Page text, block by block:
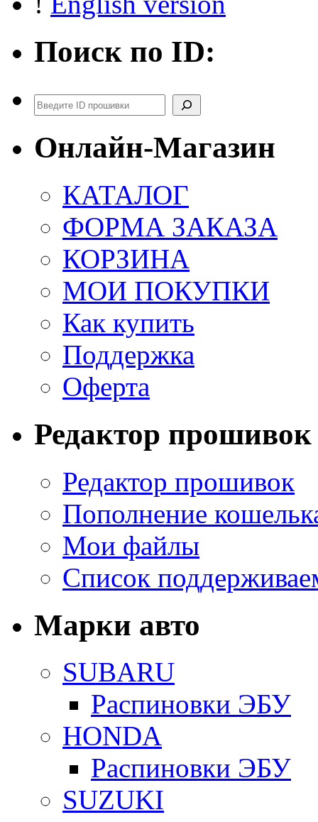
Поиск по ID:
Поиск
Онлайн-Магазин
КАТАЛОГ
ФОРМА ЗАКАЗА
КОРЗИНА
МОИ ПОКУПКИ
Как купить
Поддержка
Оферта
Редактор прошивок
Редактор прошивок
Пополнение
Мои файлы
Список
Марки авто
SUBARU
Распиновки ЭБУ
HONDA
Распиновки ЭБУ
SUZUKI